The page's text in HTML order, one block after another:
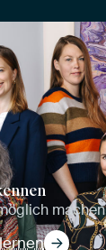
machen